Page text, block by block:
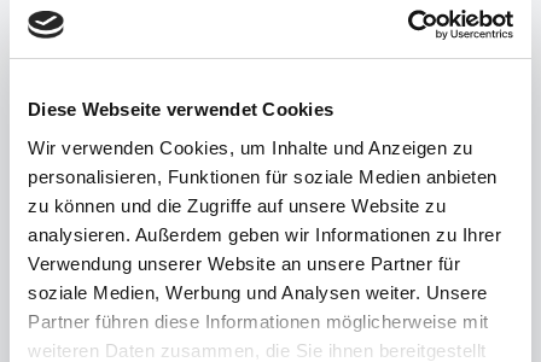
Diese Webseite verwendet Cookies
Wir verwenden Cookies, um Inhalte und Anzeigen zu
personalisieren, Funktionen für soziale Medien anbieten
zu können und die Zugriffe auf unsere Website zu
analysieren. Außerdem geben wir Informationen zu Ihrer
Verwendung unserer Website an unsere Partner für
soziale Medien, Werbung und Analysen weiter. Unsere
Partner führen diese Informationen möglicherweise mit
weiteren Daten zusammen, die Sie ihnen bereitgestellt
95707 Thiersheim, Ladenlokal
Einzelhandel, Ladenlokal
Objekt-ID 01678 Verkaufsfläche ca. 500 m²
Gesamtfläche ca. 500 m² Verfügbar ab sofort
Nettokaltmiete 3.000,00 EUR